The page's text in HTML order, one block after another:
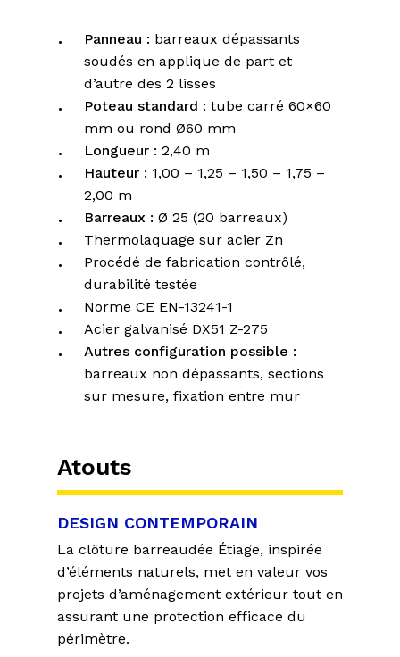
Panneau : barreaux dépassants
soudés en applique de part et
d’autre des 2 lisses
Poteau standard : tube carré 60×60
mm ou rond Ø60 mm
Longueur : 2,40 m
Hauteur : 1,00 – 1,25 – 1,50 – 1,75 –
2,00 m
Barreaux : Ø 25 (20 barreaux)
Thermolaquage sur acier Zn
Procédé de fabrication contrôlé,
durabilité testée
Norme CE EN-13241-1
Acier galvanisé DX51 Z-275
Autres configuration possible :
barreaux non dépassants, sections
sur mesure, fixation entre mur
Atouts
DESIGN CONTEMPORAIN
La clôture barreaudée Étiage, inspirée
d’éléments naturels, met en valeur vos
projets d’aménagement extérieur tout en
assurant une protection efficace du
périmètre.